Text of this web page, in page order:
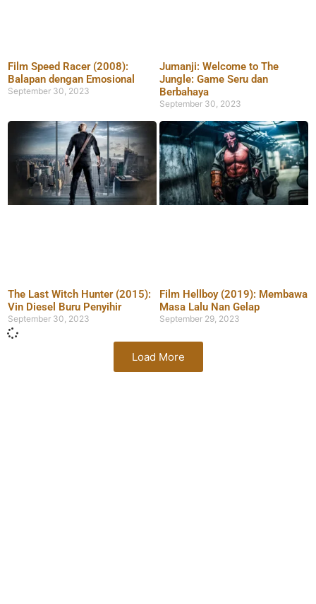
Film Speed Racer (2008):
Balapan dengan Emosional
September 30, 2023
Jumanji: Welcome to The
Jungle: Game Seru dan
Berbahaya
September 30, 2023
The Last Witch Hunter (2015):
Vin Diesel Buru Penyihir
September 30, 2023
Film Hellboy (2019): Membawa
Masa Lalu Nan Gelap
September 29, 2023
Load More